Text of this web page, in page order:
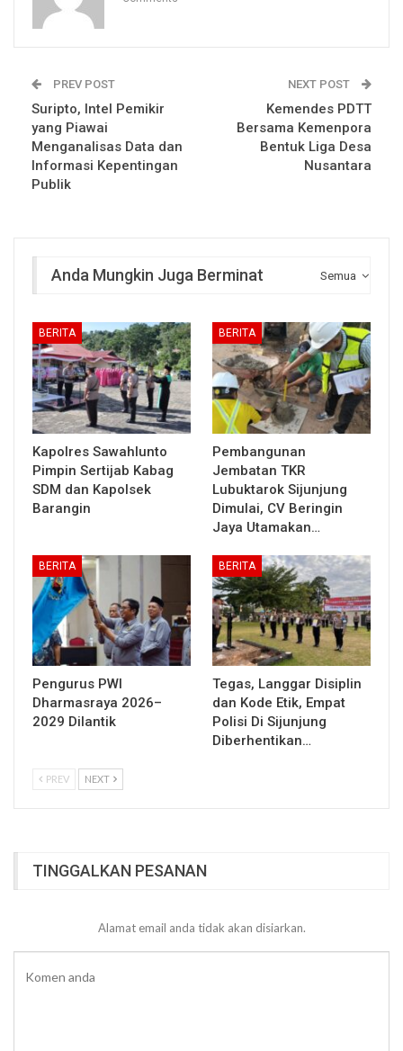
PREV POST
Suripto, Intel Pemikir
yang Piawai
Menganalisas Data dan
Informasi Kepentingan
Publik
NEXT POST
Kemendes PDTT
Bersama Kemenpora
Bentuk Liga Desa
Nusantara
Semua
Anda Mungkin Juga Berminat
BERITA
Kapolres Sawahlunto
Pimpin Sertijab Kabag
SDM dan Kapolsek
Barangin
BERITA
Pembangunan
Jembatan TKR
Lubuktarok Sijunjung
Dimulai, CV Beringin
Jaya Utamakan…
BERITA
Pengurus PWI
Dharmasraya 2026–
2029 Dilantik
BERITA
Tegas, Langgar Disiplin
dan Kode Etik, Empat
Polisi Di Sijunjung
Diberhentikan…
PREV NEXT
TINGGALKAN PESANAN
Alamat email anda tidak akan disiarkan.